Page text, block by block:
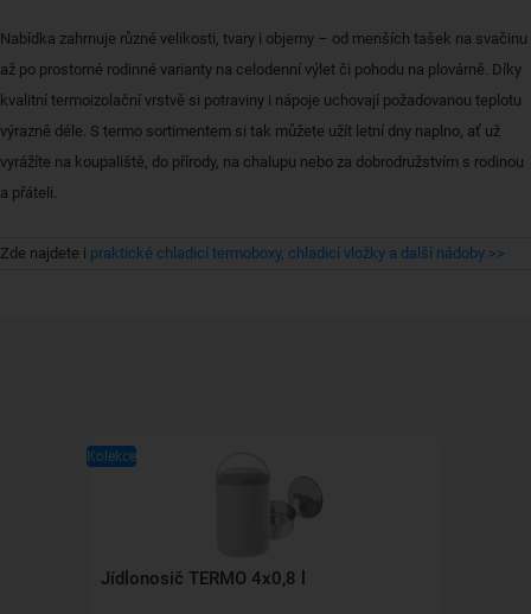
Nabídka zahrnuje různé velikosti, tvary i objemy – od menších tašek na svačinu
až po prostorné rodinné varianty na celodenní výlet či pohodu na plovárně. Díky
kvalitní termoizolační vrstvě si potraviny i nápoje uchovají požadovanou teplotu
výrazně déle. S termo sortimentem si tak můžete užít letní dny naplno, ať už
vyrážíte na koupaliště, do přírody, na chalupu nebo za dobrodružstvím s rodinou
a přáteli.
Zde najdete i praktické chladicí termoboxy, chladicí vložky a další nádoby >>
Kolekce
Jídlonosič TERMO 4x0,8 l